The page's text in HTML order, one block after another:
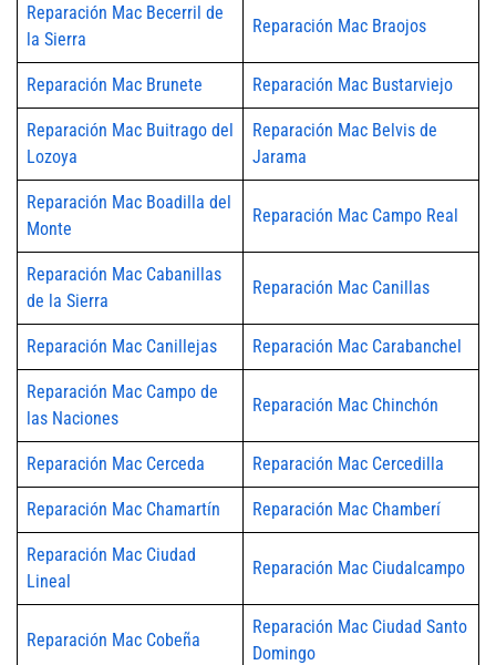
Reparación Mac Becerril de
la Sierra
Reparación Mac Braojos
Reparación Mac Brunete Reparación Mac Bustarviejo
Reparación Mac Buitrago del
Lozoya
Reparación Mac Belvis de
Jarama
Reparación Mac Boadilla del
Monte
Reparación Mac Campo Real
Reparación Mac Cabanillas
de la Sierra
Reparación Mac Canillas
Reparación Mac Canillejas Reparación Mac Carabanchel
Reparación Mac Campo de
las Naciones
Reparación Mac Chinchón
Reparación Mac Cerceda Reparación Mac Cercedilla
Reparación Mac Chamartín Reparación Mac Chamberí
Reparación Mac Ciudad
Lineal
Reparación Mac Ciudalcampo
Reparación Mac Cobeña
Reparación Mac Ciudad Santo
Domingo